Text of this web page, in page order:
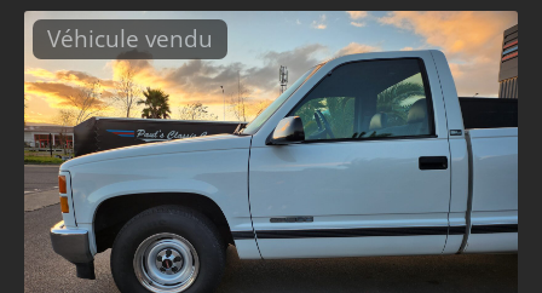
Véhicule vendu